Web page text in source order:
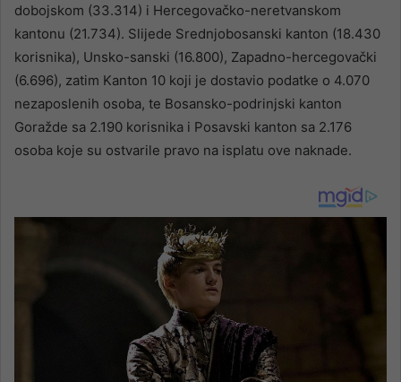
dobojskom (33.314) i Hercegovačko-neretvanskom
kantonu (21.734). Slijede Srednjobosanski kanton (18.430
korisnika), Unsko-sanski (16.800), Zapadno-hercegovački
(6.696), zatim Kanton 10 koji je dostavio podatke o 4.070
nezaposlenih osoba, te Bosansko-podrinjski kanton
Goražde sa 2.190 korisnika i Posavski kanton sa 2.176
osoba koje su ostvarile pravo na isplatu ove naknade.